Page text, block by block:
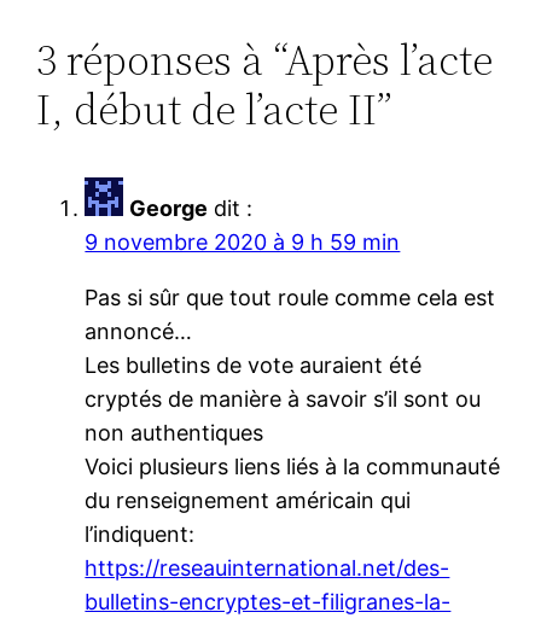
3 réponses à “Après l’acte
I, début de l’acte II”
George dit :
9 novembre 2020 à 9 h 59 min
Pas si sûr que tout roule comme cela est
annoncé…
Les bulletins de vote auraient été
cryptés de manière à savoir s’il sont ou
non authentiques
Voici plusieurs liens liés à la communauté
du renseignement américain qui
l’indiquent:
https://reseauinternational.net/des-
bulletins-encryptes-et-filigranes-la-